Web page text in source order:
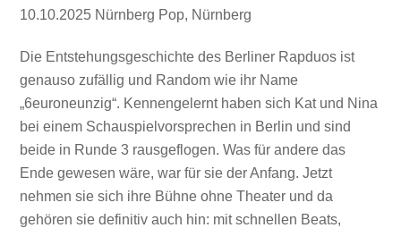
10.10.2025 Nürnberg Pop, Nürnberg
Die Entstehungsgeschichte des Berliner Rapduos ist
genauso zufällig und Random wie ihr Name
„6euroneunzig“. Kennengelernt haben sich Kat und Nina
bei einem Schauspielvorsprechen in Berlin und sind
beide in Runde 3 rausgeflogen. Was für andere das
Ende gewesen wäre, war für sie der Anfang. Jetzt
nehmen sie sich ihre Bühne ohne Theater und da
gehören sie definitiv auch hin: mit schnellen Beats,